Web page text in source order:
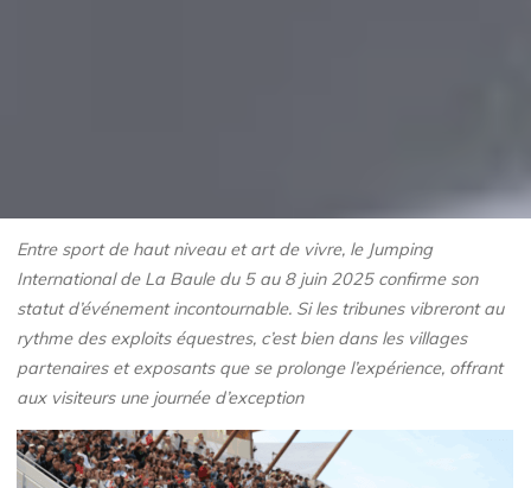
Entre sport de haut niveau et art de vivre, le Jumping
International de La Baule du 5 au 8 juin 2025 confirme son
statut d’événement incontournable. Si les tribunes vibreront au
rythme des exploits équestres, c’est bien dans les villages
partenaires et exposants que se prolonge l’expérience, offrant
aux visiteurs une journée d’exception